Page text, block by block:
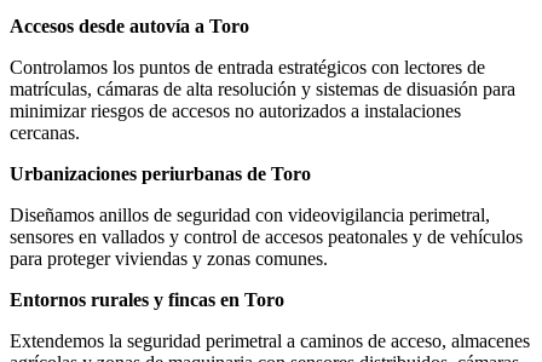
Accesos desde autovía a Toro
Controlamos los puntos de entrada estratégicos con lectores de
matrículas, cámaras de alta resolución y sistemas de disuasión para
minimizar riesgos de accesos no autorizados a instalaciones
cercanas.
Urbanizaciones periurbanas de Toro
Diseñamos anillos de seguridad con videovigilancia perimetral,
sensores en vallados y control de accesos peatonales y de vehículos
para proteger viviendas y zonas comunes.
Entornos rurales y fincas en Toro
Extendemos la seguridad perimetral a caminos de acceso, almacenes